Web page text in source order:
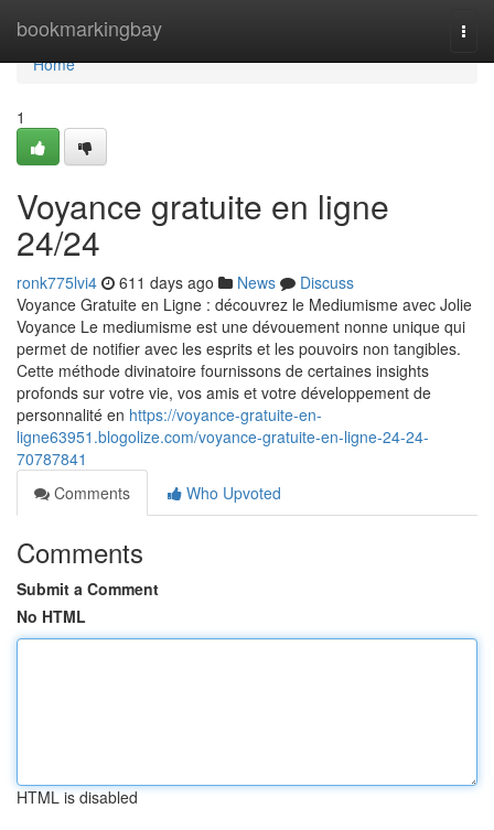
bookmarkingbay
Home
Home
1
Voyance gratuite en ligne
24/24
ronk775lvi4 611 days ago News
Discuss
Voyance Gratuite en Ligne : découvrez le Mediumisme avec Jolie
Voyance Le mediumisme est une dévouement nonne unique qui
permet de notifier avec les esprits et les pouvoirs non tangibles.
Cette méthode divinatoire fournissons de certaines insights
profonds sur votre vie, vos amis et votre développement de
personnalité en https://voyance-gratuite-en-
ligne63951.blogolize.com/voyance-gratuite-en-ligne-24-24-
70787841
Comments
Who Upvoted
Comments
Submit a Comment
No HTML
HTML is disabled